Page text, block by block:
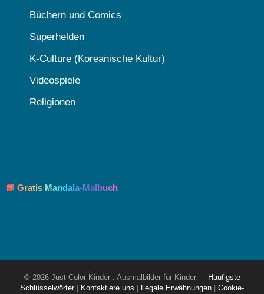
Büchern und Comics
Superhelden
K-Culture (Koreanische Kultur)
Videospiele
Religionen
📘 Gratis Mandala-Malbuch
© 2026 Just Color Kinder : Ausmalbilder für Kinder
Häufigste
Schlüsselwörter
Kontaktiere uns Legale Erwähnungen Cookie-